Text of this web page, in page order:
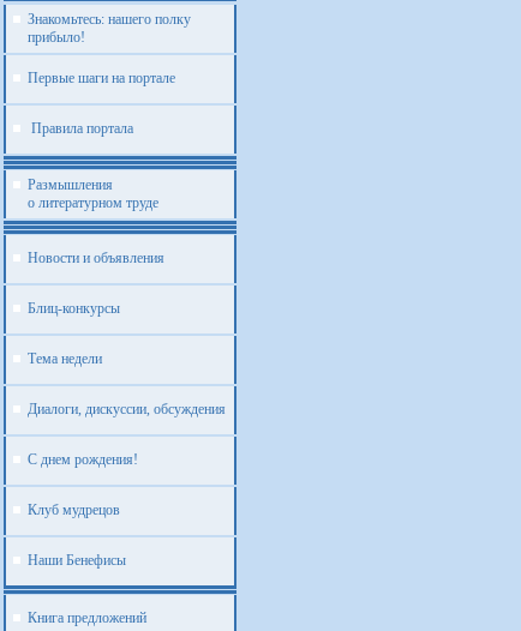
Знакомьтесь: нашего полку
прибыло!
Первые шаги на портале
Правила портала
Размышления
о литературном труде
Новости и объявления
Блиц-конкурсы
Тема недели
Диалоги, дискуссии, обсуждения
С днем рождения!
Клуб мудрецов
Наши Бенефисы
Книга предложений